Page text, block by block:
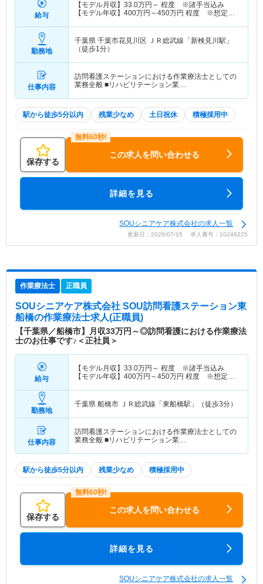
給与
【モデル月収】 33.0万円～ 程度 ※諸手当込み
【モデル年収】 400万円～450万円 程度 ※想定年
勤務地
千葉県 千葉市花見川区 ＪＲ総武線「新検見川駅」
（徒歩1分）
仕事内容
訪問看護ステーションにおける作業療法士としての
業務全般 ■リハビリテーション業…
駅から徒歩5分以内 残業少なめ 土日祝休 積極採用中
保存する
この求人を問い合わせる
詳細を見る
SOUシニアケア株式会社の求人一覧
更新日：2026/07/15 求人番号：10248225
作業療法士 正職員
SOUシニアケア株式会社 SOU訪問看護ステーション東
船橋の作業療法士求人(正職員)
【千葉県／船橋市】月収33万円～◎訪問看護における作業療法
士のお仕事です♪＜正社員＞
給与
【モデル月収】 33.0万円～ 程度 ※諸手当込み
【モデル年収】 400万円～450万円 程度 ※想定年
勤務地
千葉県 船橋市 ＪＲ総武線「東船橋駅」（徒歩3分）
仕事内容
訪問看護ステーションにおける作業療法士としての
業務全般 ■リハビリテーション業…
駅から徒歩5分以内 残業少なめ 積極採用中
保存する
この求人を問い合わせる
詳細を見る
SOUシニアケア株式会社の求人一覧